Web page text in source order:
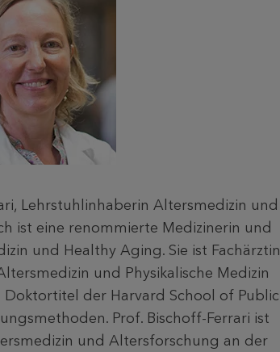
Lehrstuhlinhaberin Altersmedizin und
ist eine renommierte Medizinerin und
und Healthy Aging. Sie ist Fachärztin
und Physikalische Medizin
der Harvard School of Public
Prof. Bischoff-Ferrari ist
und Altersforschung an der